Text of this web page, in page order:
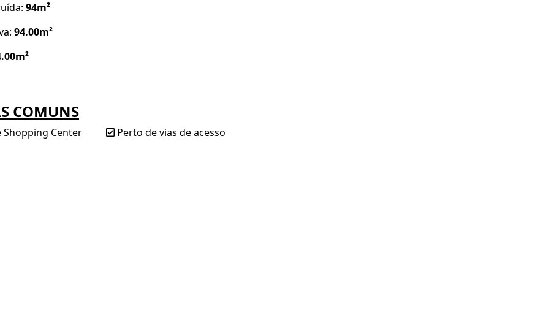
94m²
94.00m²
COMUNS
Shopping Center
Perto de vias de acesso